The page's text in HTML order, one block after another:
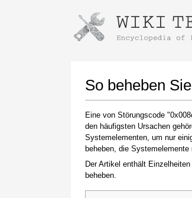
So beheben
Eine von Störungscode
den häufigsten Ursachen
Systemelementen, um nur
beheben, die
Der Artikel enthält
beheben.
Anweisungen zum